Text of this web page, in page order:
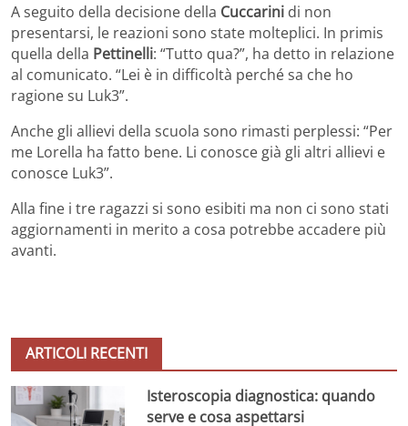
A seguito della decisione della Cuccarini di non
presentarsi, le reazioni sono state molteplici. In primis
quella della Pettinelli: “Tutto qua?”, ha detto in relazione
al comunicato. “Lei è in difficoltà perché sa che ho
ragione su Luk3”.
Anche gli allievi della scuola sono rimasti perplessi: “Per
me Lorella ha fatto bene. Li conosce già gli altri allievi e
conosce Luk3”.
Alla fine i tre ragazzi si sono esibiti ma non ci sono stati
aggiornamenti in merito a cosa potrebbe accadere più
avanti.
ARTICOLI RECENTI
Isteroscopia diagnostica: quando
serve e cosa aspettarsi